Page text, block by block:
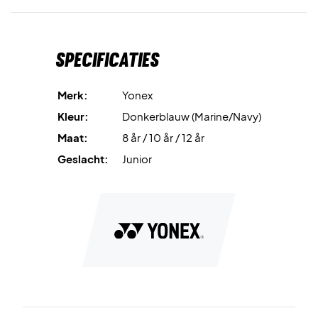
Specificaties
Merk:
Yonex
Kleur:
Donkerblauw (Marine/Navy)
Maat:
8 år / 10 år / 12 år
Geslacht:
Junior